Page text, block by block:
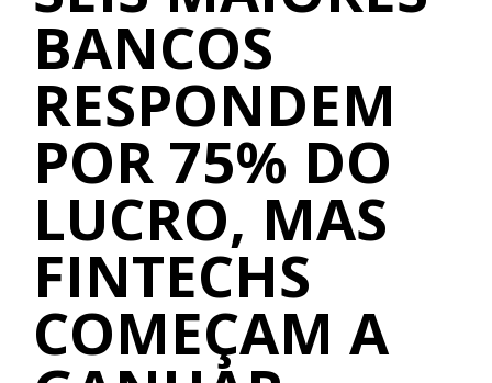
BANCOS
RESPONDEM
POR 75% DO
LUCRO, MAS
FINTECHS
COMEÇAM A